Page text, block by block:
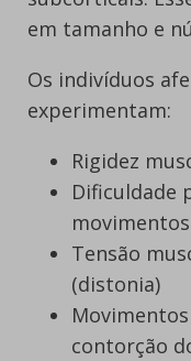
em tamanho e
Os indivíduos
experimentam:
Rigidez
Dificuldade
Tensão
(distonia)
contorção